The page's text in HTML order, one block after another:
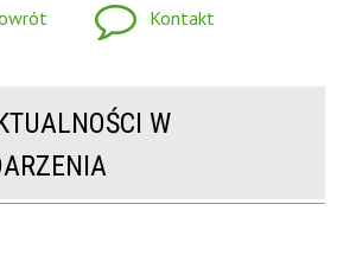
Kontakt
W